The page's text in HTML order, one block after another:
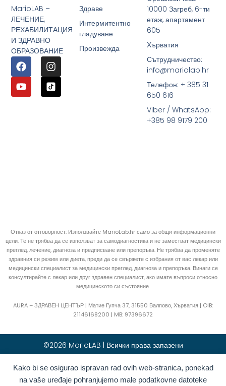
Kako bi se osigurao ispravan rad ovih web-stranica, ponekad
na vaše uređaje pohranjujemo male podatkovne datoteke
MarioLAB –
ЛЕЧЕНИЕ,
РЕХАБИЛИТАЦИЯ
И ЗДРАВНО
ОБРАЗОВАНИЕ
Здраве
Интермитентно
гладуване
Произвежда
10000 Загреб, 6-ти
етаж, апартамент
605
Хърватия
Сътрудничество:
info@mariolab.hr
Телефон: + 385 31
650 616
Viber / WhatsApp:
+385 98 9179 200
Отказ от отговорност: Използвайте MarioLab.hr само за общи информационни
цели. Те не трябва да се използват за самодиагностика и не заместват медицински
преглед, лечение, диагноза и предписване или препоръка. Не трябва да променяте
здравния си режим или диета, преди да се свържете с избрания от вас лекар или
медицински специалист за медицински преглед, диагноза и препоръка. Винаги се
консултирайте с лекар или друг здравен специалист, ако имате въпроси относно
медицинското си състояние.
AURA – ЗДРАВЕН ЦЕНТЪР | Матие Гупча 37, 31550 Валпово, Хърватия | OIB:
21146168200 | MB: 97396672
©2026 MarioLAB | Всички права запазени
Hrvatski(Хърватски) English(Английски)
Deutsch(Немски) Polski(Полски)